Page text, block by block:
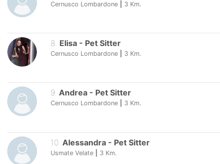
Cernusco Lombardone 3 Km.
8. Elisa - Pet Sitter
Cernusco Lombardone 3 Km.
9. Andrea - Pet Sitter
Cernusco Lombardone 3 Km.
10. Alessandra - Pet Sitter
Usmate Velate 3 Km.